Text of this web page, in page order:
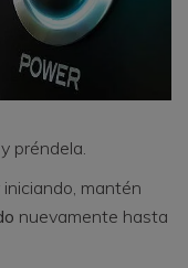
y préndela.
mantén
nuevamente hasta